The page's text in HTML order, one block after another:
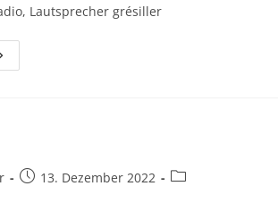
Lautsprecher grésiller
Beitrag13. Dezember 2022
Beitrags-